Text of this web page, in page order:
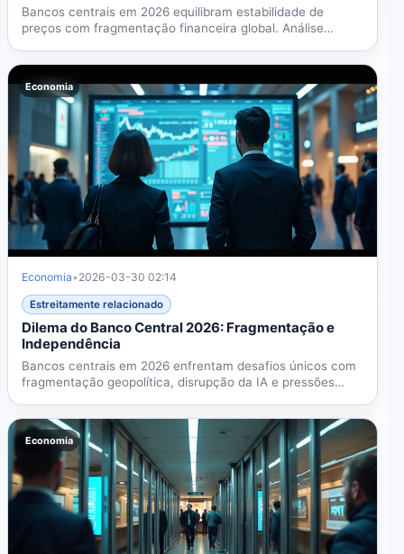
Bancos centrais em 2026 equilibram estabilidade de
preços com fragmentação financeira global. Análise
Economia
Economia• 2026-03-30 02:14
Estreitamente relacionado
Dilema do Banco Central 2026: Fragmentação e
Independência
Bancos centrais em 2026 enfrentam desafios únicos com
fragmentação geopolítica, disrupção da IA e pressões
Economia